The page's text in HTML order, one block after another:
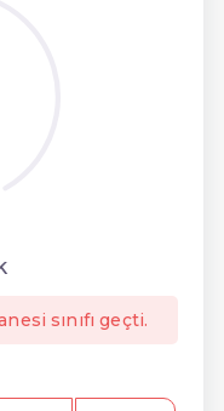
sınıfı geçti.